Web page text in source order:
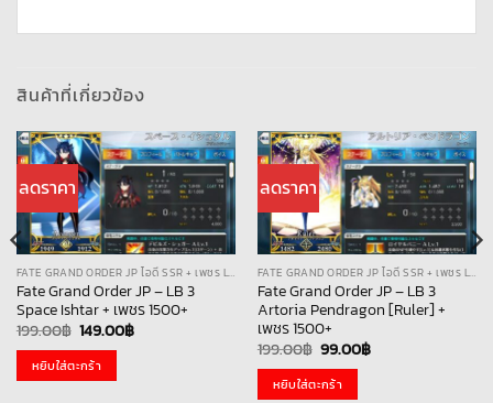
สินค้าที่เกี่ยวข้อง
ลดราคา
FATE GRAND ORDER JP ไอดี SSR + เพชร LB
Fate Grand Order JP – LB 3
Space Ishtar + เพชร 1500+
199.00฿ Original
price
was:
199.00฿.
149.00฿Current
price
หยิบใส่ตะกร้า
ลดราคา
FATE GRAND ORDER JP ไอดี SSR + เพชร LB
Fate Grand Order JP – LB 3
Artoria Pendragon [Ruler] +
เพชร 1500+
199.00฿ Original
price
was:
199.00฿.
99.00฿Current
price
หยิบใส่ตะกร้า